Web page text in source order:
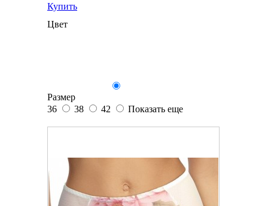
Купить
Цвет
Размер
36
38 42 Показать еще